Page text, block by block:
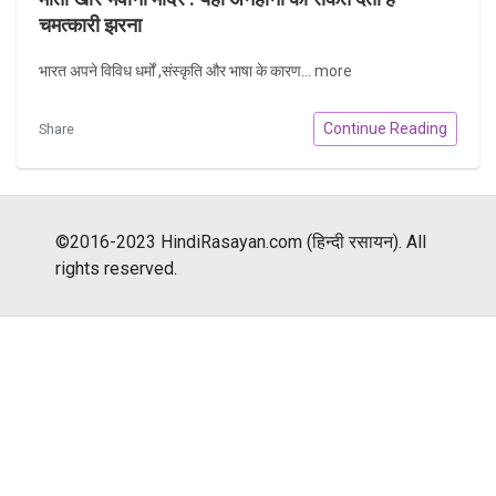
चमत्कारी झरना
भारत अपने विविध धर्मों ,संस्कृति और भाषा के कारण... more
Share Continue Reading
©2016-2023 HindiRasayan.com (हिन्दी रसायन). All
rights reserved.